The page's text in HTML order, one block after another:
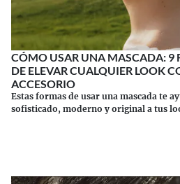
CÓMO USAR UNA MASCADA: 9
DE ELEVAR CUALQUIER LOOK
ACCESORIO
Estas formas de usar una mascada te
sofisticado, moderno y original a tus